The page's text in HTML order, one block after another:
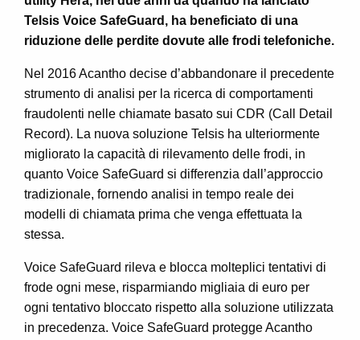
Telsis Voice SafeGuard, ha beneficiato di una
riduzione delle perdite dovute alle frodi telefoniche.
Nel 2016 Acantho decise d’abbandonare il precedente
strumento di analisi per la ricerca di comportamenti
fraudolenti nelle chiamate basato sui CDR (Call Detail
Record). La nuova soluzione Telsis ha ulteriormente
migliorato la capacità di rilevamento delle frodi, in
quanto Voice SafeGuard si differenzia dall’approccio
tradizionale, fornendo analisi in tempo reale dei
modelli di chiamata prima che venga effettuata la
stessa.
Voice SafeGuard rileva e blocca molteplici tentativi di
frode ogni mese, risparmiando migliaia di euro per
ogni tentativo bloccato rispetto alla soluzione utilizzata
in precedenza. Voice SafeGuard protegge Acantho